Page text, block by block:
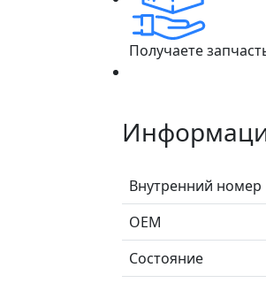
Получаете
Внутренний номер
ОЕМ
Состояние